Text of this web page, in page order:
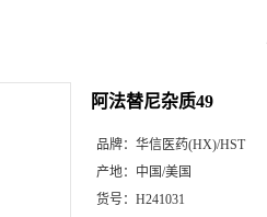
阿法替尼杂质49
品牌： 华信医药(HX)/HST
产地： 中国/美国
货号： H241031